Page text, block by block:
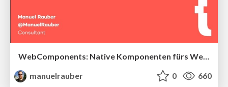
WebComponents: Native Komponenten fürs Web – mal ohne Framework?
manuelrauber
0 660